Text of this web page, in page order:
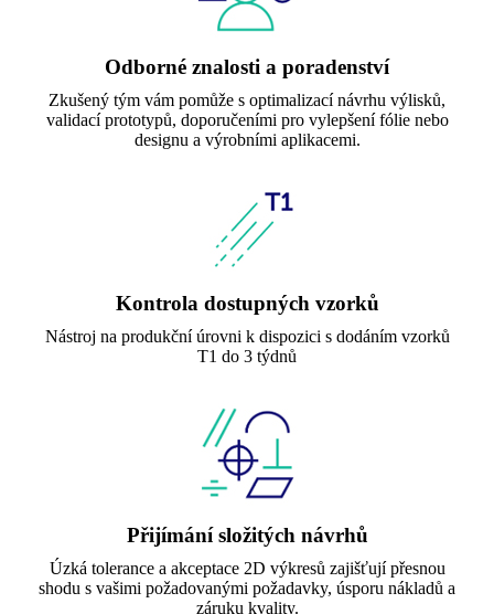
Odborné znalosti a poradenství
Zkušený tým vám pomůže s optimalizací návrhu výlisků,
validací prototypů, doporučeními pro vylepšení fólie nebo
designu a výrobními aplikacemi.
Kontrola dostupných vzorků
Nástroj na produkční úrovni k dispozici s dodáním vzorků
T1 do 3 týdnů
Přijímání složitých návrhů
Úzká tolerance a akceptace 2D výkresů zajišťují přesnou
shodu s vašimi požadovanými požadavky, úsporu nákladů a
záruku kvality.